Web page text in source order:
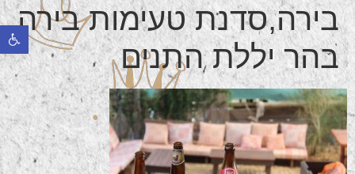
בירה,סדנת טעימות בירה
בהר יללת התנים